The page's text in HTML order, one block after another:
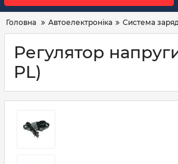
Головна Автоелектроніка Система
Регулятор
PL)